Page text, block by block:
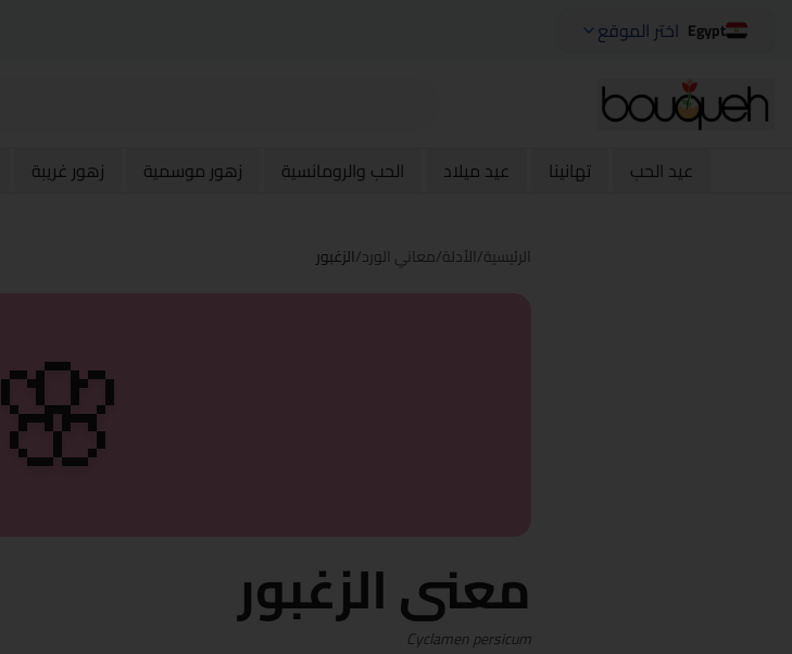
Egypt اختر الموقع
زهور غريبة زهور موسمية الحب والرومانسية عيد ميلاد تهانينا عيد الحب
الرئيسية/ الأدلة/معاني الورد/الزغبور
🌸
معنى الزغبور
Cyclamen persicum